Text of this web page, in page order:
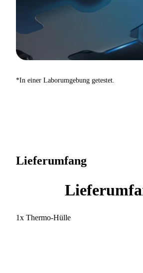
*In einer Laborumgebung getestet.
Lieferumfang
1x Thermo-Hülle